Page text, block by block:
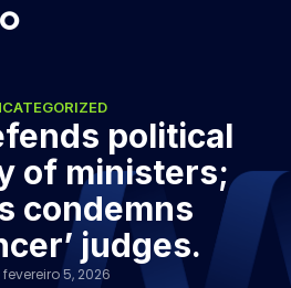
political
of ministers;
condemns
judges.
fevereiro 5, 2026